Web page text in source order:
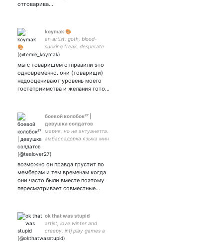
отговарива…
koymak 🎨
an artist, goth, blood-
sucking freak, desperate
househusband n metal lover
depression n burnout
мы с товарищем отправили это
одновременно. они (товарищи)
недооценивают уровень моего
гостеприимства и желания гото…
боевой колобок²⁷ |
девушка солдатов
мария, но не антуанетта.
амбассадорка языка мин
люблю чай, истории про
своё солнышко. 🪴
возможно он правда грустит по
мемберам и тем временам когда
они часто были вместе поэтому
пересматривает совместные…
ok that was stupid
artist, love winter and
creepy, intj play games a
little and don't shitpost